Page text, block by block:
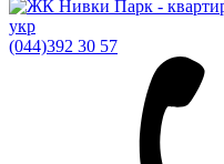
укр
(044)392 30 57